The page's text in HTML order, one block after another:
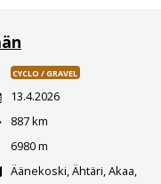
CYCLO / GRAVEL
13.4.2026
887 km
6980 m
Äänekoski, Ähtäri, Akaa,